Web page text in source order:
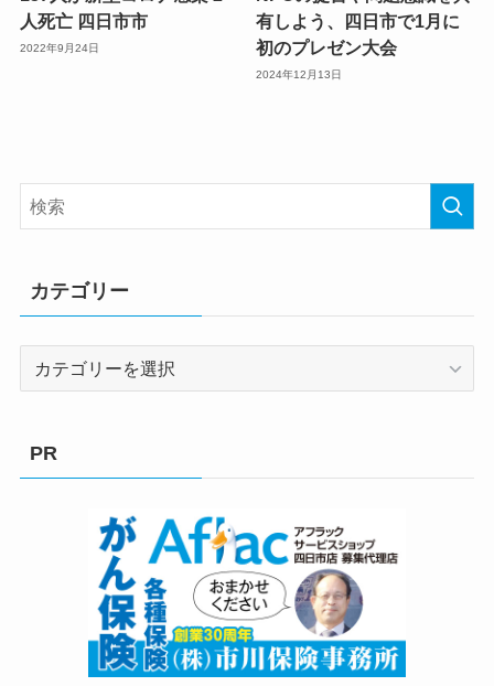
人死亡 四日市市
2022年9月24日
有しよう、四日市で1月に
初のプレゼン大会
2024年12月13日
カテゴリー
PR